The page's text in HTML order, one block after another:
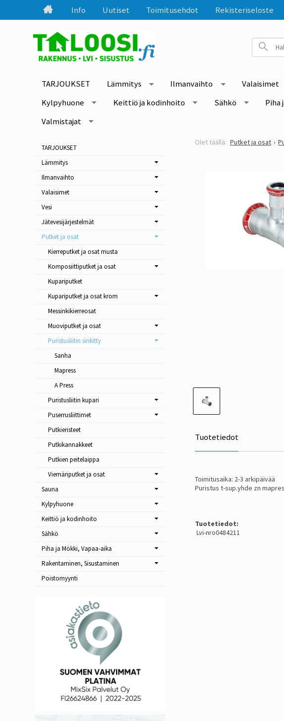
Info Uutiset Toimitusehdot Rekisteriseloste
TARJOUKSET Lämmitys Ilmanvaihto Valaisimet
Kylpyhuone
Keittiö ja kodinhoito Sähkö Piha
Valmistajat
Putket ja osat
Tuotetiedot
Toimitusaika: 2-3 arkipäivää
Puristus t-sup.yhde zn
Tuotetiedot:
Lvi-nro0484211
TARJOUKSET
Lämmitys
Ilmanvaihto
Valaisimet
Vesi
Jätevesijärjestelmät
Putket ja osat
Kierreputket ja osat musta
Komposiittiputket ja osat
Kupariputket
Kupariputket ja osat krom
Messinkikierreosat
Muoviputket ja osat
Puristusliitin sinkitty
Sanha
Mapress
A Press
Puristusliitin kupari
Puserrusliittimet
Putkieristeet
Putkikannakkeet
Putkien peitelaippa
Viemäriputket ja osat
Sauna
Kylpyhuone
Keittiö ja kodinhoito
Sähkö
Piha ja Mökki, Vapaa-aika
Rakentaminen, Sisustaminen
Poistomyynti